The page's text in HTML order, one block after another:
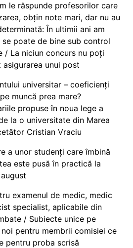
le răspunde profesorilor care
obțin note mari, dar nu au
În ultimii ani am
poate de bine sub control
/ La niciun concurs nu poți
unui post
universitar – coeficienți
muncă prea mare?
propuse în noua lege a
la o universitate din Marea
Cristian Vraciu
a unor studenți care îmbină
este pusă în practică la
examenul de medic, medic
specialist, aplicabile din
/ Subiecte unice pe
pentru membrii comisiei ce
pentru proba scrisă